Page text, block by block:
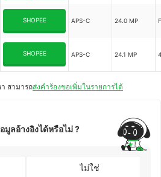
SHOPEE APS-C 24.0 MP
SHOPEE APS-C 24.1 MP
สามารถส่งคำร้องขอเพิ่มในรายการได้
ลอ้างอิงได้หรือไม่ ?
ไม่ใช่